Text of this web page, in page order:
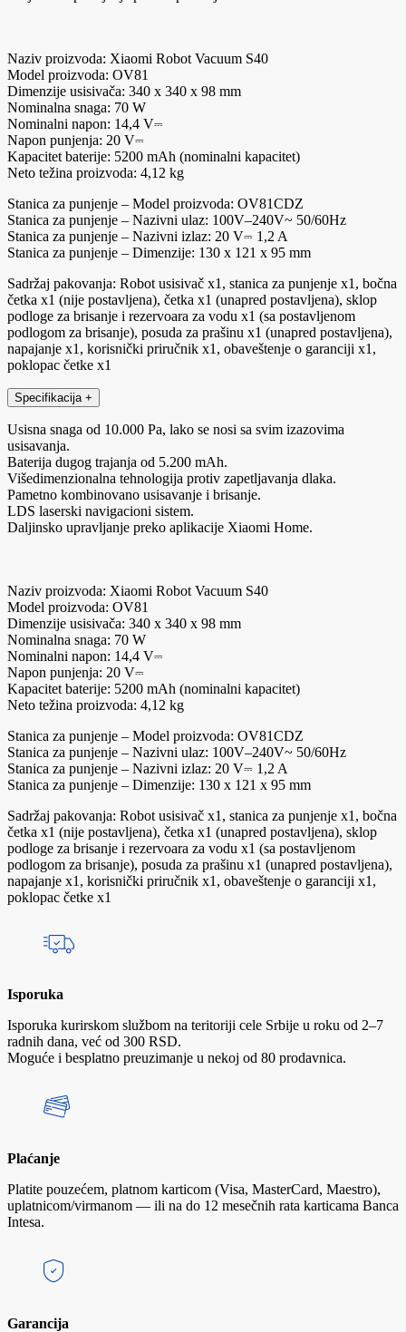
Naziv proizvoda: Xiaomi Robot Vacuum S40
Model proizvoda: OV81
Dimenzije usisivača: 340 x 340 x 98 mm
Nominalna snaga: 70 W
Nominalni napon: 14,4 V⎓
Napon punjenja: 20 V⎓
Kapacitet baterije: 5200 mAh (nominalni kapacitet)
Neto težina proizvoda: 4,12 kg
Stanica za punjenje – Model proizvoda: OV81CDZ
Stanica za punjenje – Nazivni ulaz: 100V–240V~ 50/60Hz
Stanica za punjenje – Nazivni izlaz: 20 V⎓ 1,2 A
Stanica za punjenje – Dimenzije: 130 x 121 x 95 mm
Sadržaj pakovanja: Robot usisivač x1, stanica za punjenje x1, bočna
četka x1 (nije postavljena), četka x1 (unapred postavljena), sklop
podloge za brisanje i rezervoara za vodu x1 (sa postavljenom
podlogom za brisanje), posuda za prašinu x1 (unapred postavljena),
napajanje x1, korisnički priručnik x1, obaveštenje o garanciji x1,
poklopac četke x1
Specifikacija +
Usisna snaga od 10.000 Pa, lako se nosi sa svim izazovima
usisavanja.
Baterija dugog trajanja od 5.200 mAh.
Višedimenzionalna tehnologija protiv zapetljavanja dlaka.
Pametno kombinovano usisavanje i brisanje.
LDS laserski navigacioni sistem.
Daljinsko upravljanje preko aplikacije Xiaomi Home.
Naziv proizvoda: Xiaomi Robot Vacuum S40
Model proizvoda: OV81
Dimenzije usisivača: 340 x 340 x 98 mm
Nominalna snaga: 70 W
Nominalni napon: 14,4 V⎓
Napon punjenja: 20 V⎓
Kapacitet baterije: 5200 mAh (nominalni kapacitet)
Neto težina proizvoda: 4,12 kg
Stanica za punjenje – Model proizvoda: OV81CDZ
Stanica za punjenje – Nazivni ulaz: 100V–240V~ 50/60Hz
Stanica za punjenje – Nazivni izlaz: 20 V⎓ 1,2 A
Stanica za punjenje – Dimenzije: 130 x 121 x 95 mm
Sadržaj pakovanja: Robot usisivač x1, stanica za punjenje x1, bočna
četka x1 (nije postavljena), četka x1 (unapred postavljena), sklop
podloge za brisanje i rezervoara za vodu x1 (sa postavljenom
podlogom za brisanje), posuda za prašinu x1 (unapred postavljena),
napajanje x1, korisnički priručnik x1, obaveštenje o garanciji x1,
poklopac četke x1
Isporuka
Isporuka kurirskom službom na teritoriji cele Srbije u roku od 2–7
radnih dana, već od 300 RSD.
Moguće i besplatno preuzimanje u nekoj od 80 prodavnica.
Plaćanje
Platite pouzećem, platnom karticom (Visa, MasterCard, Maestro),
uplatnicom/virmanom — ili na do 12 mesečnih rata karticama Banca
Intesa.
Garancija